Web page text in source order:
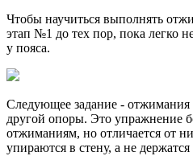
Чтобы научиться выполнять
этап №1 до тех пор, пока легко
у пояса.
Следующее задание - отжимания
другой опоры. Это упражнение
отжиманиям, но отличается от
упираются в стену, а не держатся